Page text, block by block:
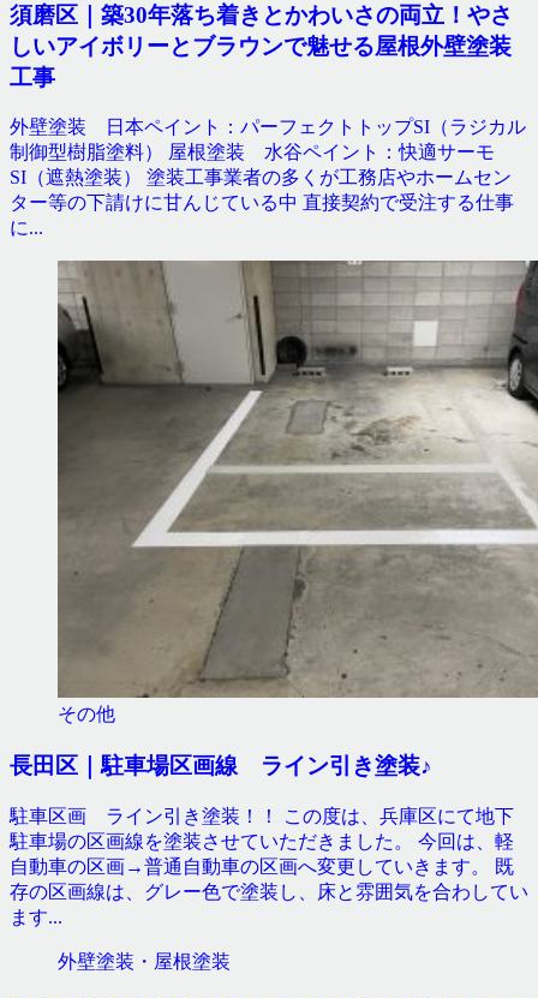
須磨区｜築30年落ち着きとかわいさの両立！やさ
しいアイボリーとブラウンで魅せる屋根外壁塗装
工事
外壁塗装 日本ペイント：パーフェクトトップSI（ラジカル
制御型樹脂塗料） 屋根塗装 水谷ペイント：快適サーモ
SI（遮熱塗装） 塗装工事業者の多くが工務店やホームセン
ター等の下請けに甘んじている中 直接契約で受注する仕事
に...
その他
長田区｜駐車場区画線 ライン引き塗装♪
駐車区画 ライン引き塗装！！ この度は、兵庫区にて地下
駐車場の区画線を塗装させていただきました。 今回は、軽
自動車の区画→普通自動車の区画へ変更していきます。 既
存の区画線は、グレー色で塗装し、床と雰囲気を合わしてい
ます...
外壁塗装・屋根塗装